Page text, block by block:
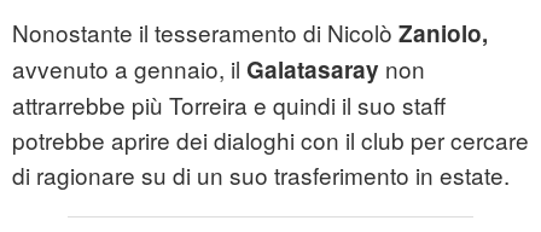
Nonostante il tesseramento di Nicolò Zaniolo,
avvenuto a gennaio, il Galatasaray non
attrarrebbe più Torreira e quindi il suo staff
potrebbe aprire dei dialoghi con il club per cercare
di ragionare su di un suo trasferimento in estate.